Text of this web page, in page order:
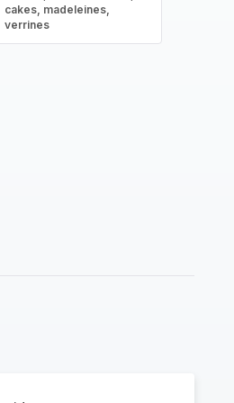
cakes, madeleines,
verrines